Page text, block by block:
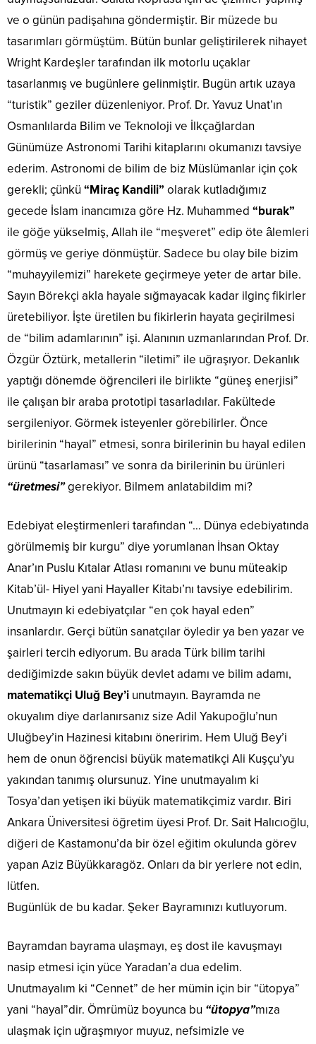
ve o günün padişahına göndermiştir. Bir müzede bu
tasarımları görmüştüm. Bütün bunlar geliştirilerek nihayet
Wright Kardeşler tarafından ilk motorlu uçaklar
tasarlanmış ve bugünlere gelinmiştir. Bugün artık uzaya
“turistik” geziler düzenleniyor. Prof. Dr. Yavuz Unat’ın
Osmanlılarda Bilim ve Teknoloji ve İlkçağlardan
Günümüze Astronomi Tarihi kitaplarını okumanızı tavsiye
ederim. Astronomi de bilim de biz Müslümanlar için çok
gerekli; çünkü “Miraç Kandili” olarak kutladığımız
gecede İslam inancımıza göre Hz. Muhammed “burak”
ile göğe yükselmiş, Allah ile “meşveret” edip öte âlemleri
görmüş ve geriye dönmüştür. Sadece bu olay bile bizim
“muhayyilemizi” harekete geçirmeye yeter de artar bile.
Sayın Börekçi akla hayale sığmayacak kadar ilginç fikirler
üretebiliyor. İşte üretilen bu fikirlerin hayata geçirilmesi
de “bilim adamlarının” işi. Alanının uzmanlarından Prof. Dr.
Özgür Öztürk, metallerin “iletimi” ile uğraşıyor. Dekanlık
yaptığı dönemde öğrencileri ile birlikte “güneş enerjisi”
ile çalışan bir araba prototipi tasarladılar. Fakültede
sergileniyor. Görmek isteyenler görebilirler. Önce
birilerinin “hayal” etmesi, sonra birilerinin bu hayal edilen
ürünü “tasarlaması” ve sonra da birilerinin bu ürünleri
“üretmesi”gerekiyor. Bilmem anlatabildim mi?
Edebiyat eleştirmenleri tarafından “… Dünya edebiyatında
görülmemiş bir kurgu” diye yorumlanan İhsan Oktay
Anar’ın Puslu Kıtalar Atlası romanını ve bunu müteakip
Kitab’ül- Hiyel yani Hayaller Kitabı’nı tavsiye edebilirim.
Unutmayın ki edebiyatçılar “en çok hayal eden”
insanlardır. Gerçi bütün sanatçılar öyledir ya ben yazar ve
şairleri tercih ediyorum. Bu arada Türk bilim tarihi
dediğimizde sakın büyük devlet adamı ve bilim adamı,
matematikçi Uluğ Bey’i unutmayın. Bayramda ne
okuyalım diye darlanırsanız size Adil Yakupoğlu’nun
Uluğbey’in Hazinesi kitabını öneririm. Hem Uluğ Bey’i
hem de onun öğrencisi büyük matematikçi Ali Kuşçu’yu
yakından tanımış olursunuz. Yine unutmayalım ki
Tosya’dan yetişen iki büyük matematikçimiz vardır. Biri
Ankara Üniversitesi öğretim üyesi Prof. Dr. Sait Halıcıoğlu,
diğeri de Kastamonu’da bir özel eğitim okulunda görev
yapan Aziz Büyükkaragöz. Onları da bir yerlere not edin,
lütfen.
Bugünlük de bu kadar. Şeker Bayramınızı kutluyorum.
Bayramdan bayrama ulaşmayı, eş dost ile kavuşmayı
nasip etmesi için yüce Yaradan’a dua edelim.
Unutmayalım ki “Cennet” de her mümin için bir “ütopya”
yani “hayal”dir. Ömrümüz boyunca bu “ütopya”mıza
ulaşmak için uğraşmıyor muyuz, nefsimizle ve